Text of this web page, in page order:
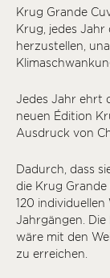
Krug Grande
Krug, jedes
herzustellen,
Jedes Jahr ehrt
neuen Édition
Ausdruck von
Dadurch, dass
die Krug
120 individuellen
Jahrgängen.
wäre mit den
zu erreichen.